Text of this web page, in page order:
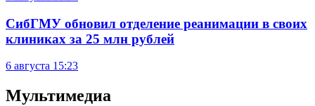
СибГМУ обновил отделение реанимации в своих
клиниках за 25 млн рублей
6 августа 15:23
Мультимедиа